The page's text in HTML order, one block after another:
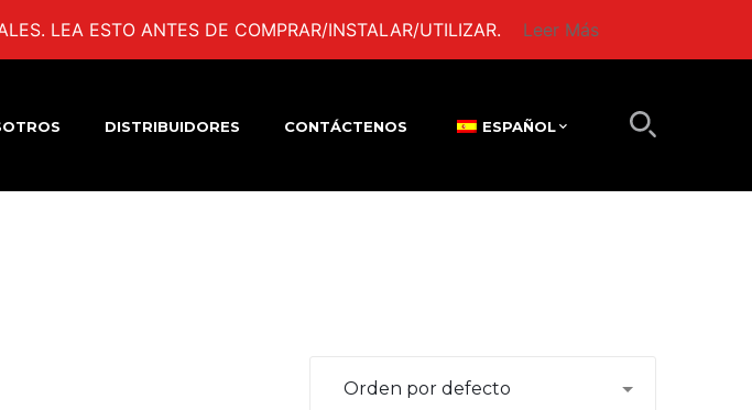
LEA ESTO ANTES DE COMPRAR/INSTALAR/UTILIZAR. Leer Más
DISTRIBUIDORES CONTÁCTENOS ESPAÑOL